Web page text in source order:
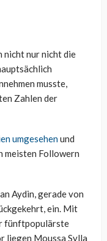
nicht nur nicht die
musste,
Zahlen der
umgesehenund
meisten Followern
Aydin, gerade von
ein. Mit
fünftpopulärste
liegen Moussa Sylla